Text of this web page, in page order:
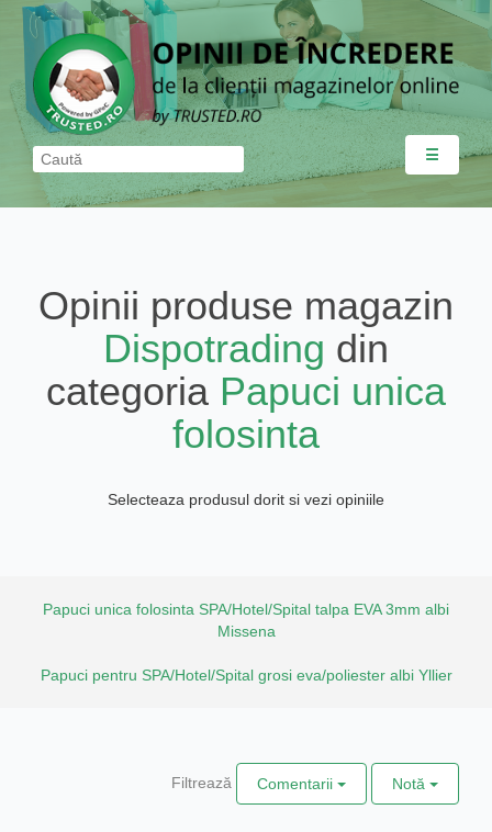
☰
Opinii produse magazin
Dispotrading din
categoria Papuci unica
folosinta
Selecteaza produsul dorit si vezi opiniile
Papuci unica folosinta SPA/Hotel/Spital talpa EVA 3mm albi
Missena
Papuci pentru SPA/Hotel/Spital grosi eva/poliester albi Yllier
Filtrează Comentarii Notă